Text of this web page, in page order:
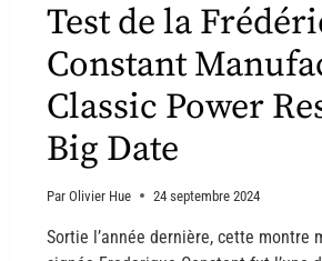
Test de la
Constant
Classic Power
Big Date
Par Olivier Hue 24 septembre 2024
Sortie l’année dernière, cette montre